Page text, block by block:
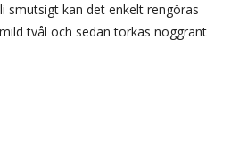
smutsigt kan det enkelt rengöras
tvål och sedan torkas noggrant